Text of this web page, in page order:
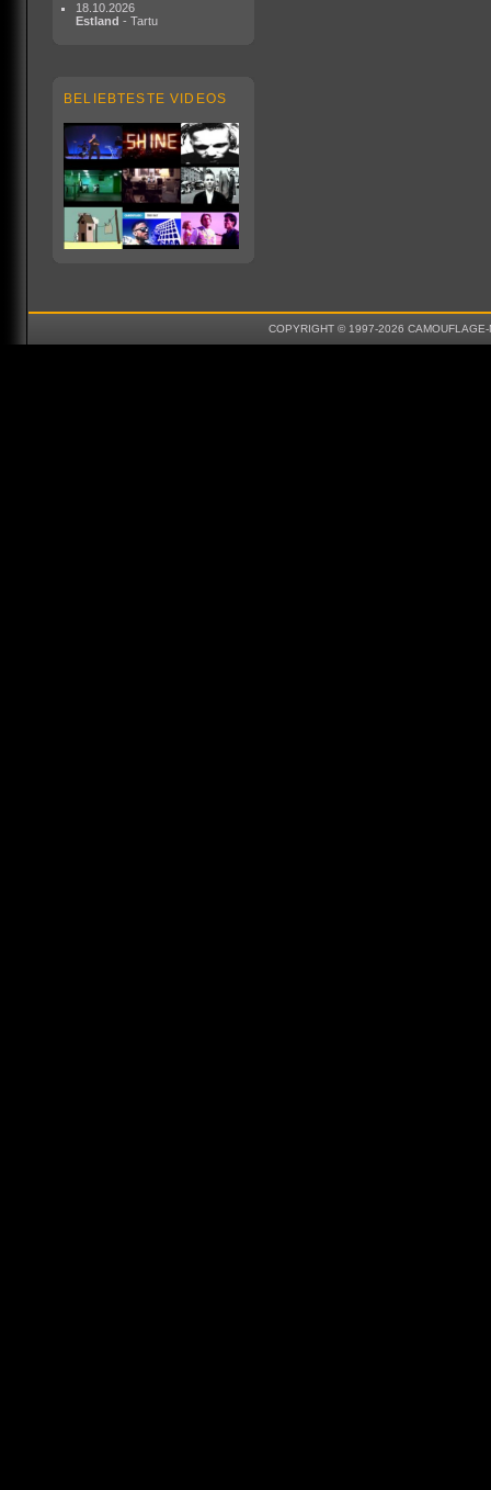
18.10.2026
Estland - Tartu
BELIEBTESTE VIDEOS
COPYRIGHT © 1997-2026 CAMOUFLAGE-